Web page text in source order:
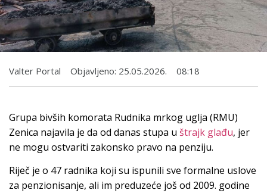
Valter Portal Objavljeno: 25.05.2026. 08:18
Grupa bivših komorata Rudnika mrkog uglja (RMU)
Zenica najavila je da od danas stupa u štrajk glađu, jer
ne mogu ostvariti zakonsko pravo na penziju.
Riječ je o 47 radnika koji su ispunili sve formalne uslove
za penzionisanje, ali im preduzeće još od 2009. godine